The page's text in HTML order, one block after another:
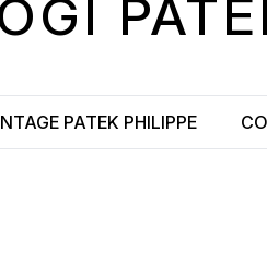
PATEK PHILIPPE